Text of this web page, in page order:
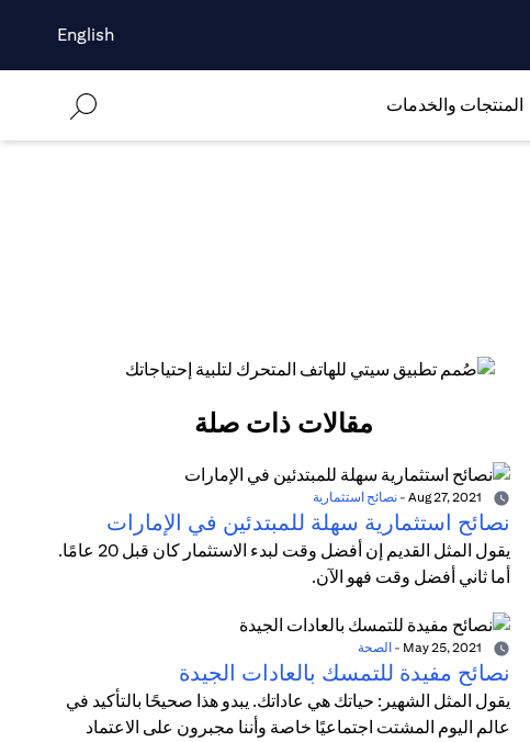
English
المنتجات والخدمات
مقالات ذات صلة
- نصائح استثمارية
نصائح استثمارية سهلة للمبتدئين في الإمارات
يقول المثل القديم إن أفضل وقت لبدء الاستثمار كان قبل 20 عامًا.
أما ثاني أفضل وقت فهو الآن.
- الصحة
نصائح مفيدة للتمسك بالعادات الجيدة
يقول المثل الشهير: حياتك هي عاداتك. يبدو هذا صحيحًا بالتأكيد في
عالم اليوم المشتت اجتماعيًا خاصة وأننا مجبرون على الاعتماد